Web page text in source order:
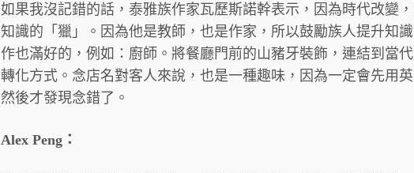
如果我沒記錯的話，泰雅族作家瓦歷斯諾幹表示，因為時代改變
知識的「獵」。因為他是教師，也是作家，所以鼓勵族人提升知
作也滿好的，例如：廚師。將餐廳門前的山豬牙裝飾，連結到當
轉化方式。念店名對客人來說，也是一種趣味，因為一定會先用
然後才發現念錯了。
Alex Peng：